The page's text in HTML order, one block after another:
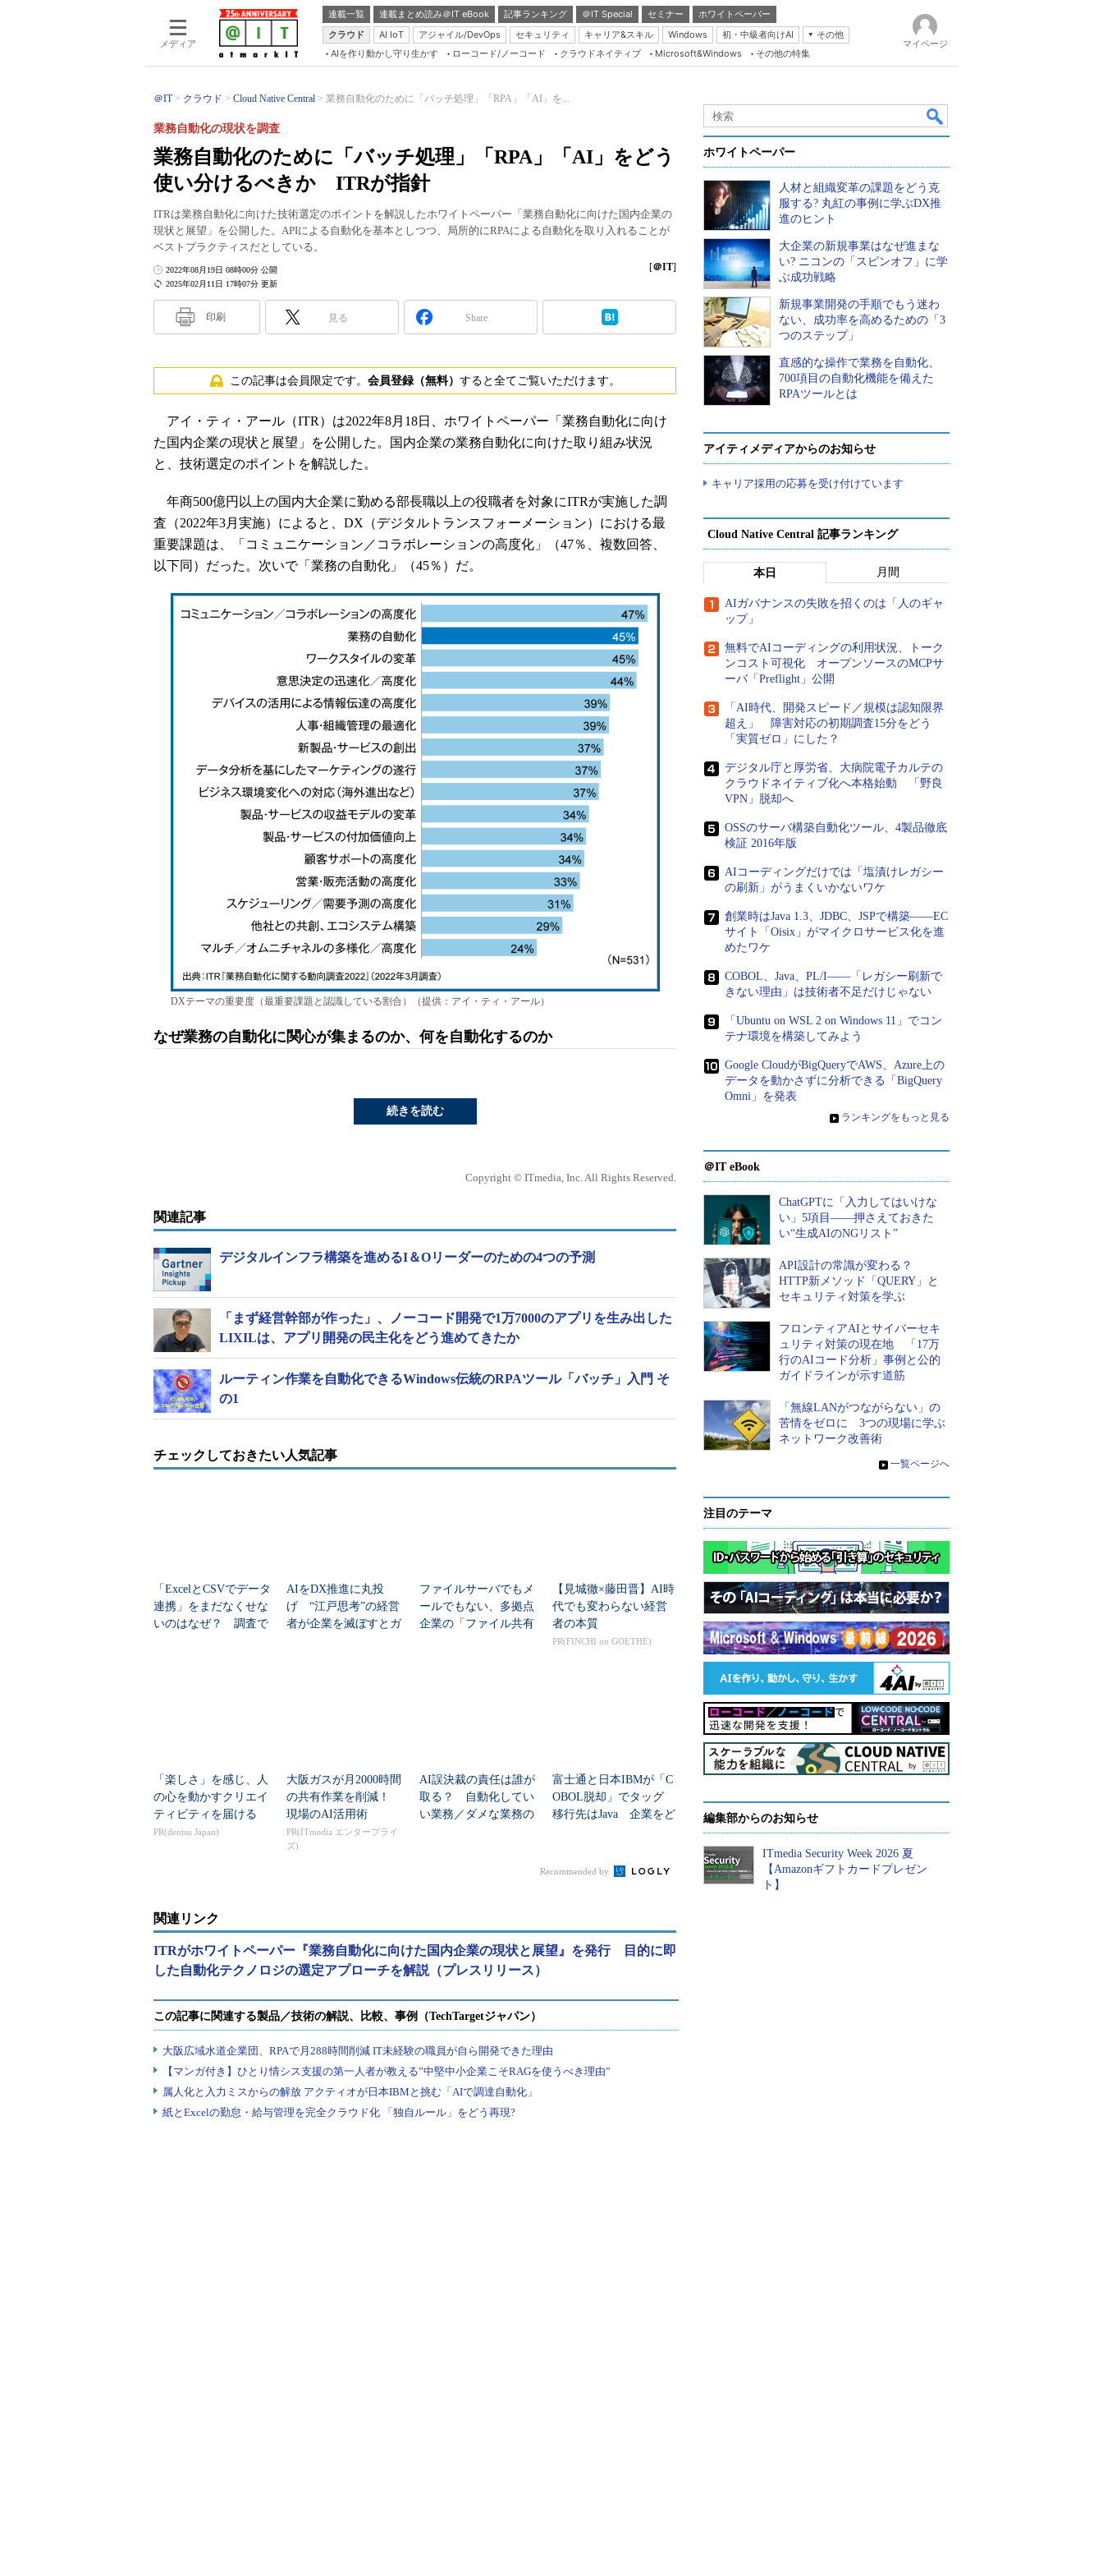
メディア
連載一覧 連載まとめ読み＠IT eBook 記事ランキング ＠IT Special セミナー
ホワイトペーパー
クラウド
AI IoT アジャイル/DevOps セキュリティ キャリア&スキル Windows 初・中級者向けAI
その他
Server & Storage
Java Agile
Database Expert
Linux ＆ OSS
Master of IP Network
Security & Trust
Test & Tools
AIを作り動かし守り生かす ローコード/ノーコード クラウドネイティブ Microsoft&Windows その他の特集
マイページ
＠IT クラウド Cloud Native Central 業務自動化のために「バッチ処理」「RPA」「AI」を...
業務自動化のために「バッチ処理」「RPA」「AI」をどう
使い分けるべきか ITRが指針
業務自動化の現状を調査
ITRは業務自動化に向けた技術選定のポイントを解説したホワイトペーパー「業務自動化に向けた国内企業の
現状と展望」を公開した。APIによる自動化を基本としつつ、局所的にRPAによる自動化を取り入れることが
ベストプラクティスだとしている。
2025年02月11日 17時07分 更新
2022年08月19日 08時00分 公開 [＠IT]
印刷 見る Share
この記事は会員限定です。 会員登録（無料） すると全てご覧いただけます。
アイ・ティ・アール（ITR）は2022年8月18日、ホワイトペーパー「業務自動化に向け
た国内企業の現状と展望」を公開した。国内企業の業務自動化に向けた取り組み状況
と、技術選定のポイントを解説した。
年商500億円以上の国内大企業に勤める部長職以上の役職者を対象にITRが実施した調
査（2022年3月実施）によると、DX（デジタルトランスフォーメーション）における最
重要課題は、「コミュニケーション／コラボレーションの高度化」（47％、複数回答、
以下同）だった。次いで「業務の自動化」（45％）だ。
DXテーマの重要度（最重要課題と認識している割合）（提供：アイ・ティ・アール）
なぜ業務の自動化に関心が集まるのか、何を自動化するのか
続きを読む
Copyright © ITmedia, Inc. All Rights Reserved.
関連記事
デジタルインフラ構築を進めるI＆Oリーダーのための4つの予測
「まず経営幹部が作った」、ノーコード開発で1万7000のアプリを生み出した
LIXILは、アプリ開発の民主化をどう進めてきたか
ルーティン作業を自動化できるWindows伝統のRPAツール「バッチ」入門 そ
の1
チェックしておきたい人気記事
「ExcelとCSVでデータ
連携」をまだなくせな
いのはなぜ？ 調査で
AIをDX推進に丸投
げ “江戸思考”の経営
者が企業を滅ぼすとガ
ファイルサーバでもメ
ールでもない、多拠点
企業の「ファイル共有
【見城徹×藤田晋】AI時
代でも変わらない経営
者の本質
PR(FINCHI on GOETHE)
「楽しさ」を感じ、人
の心を動かすクリエイ
ティビティを届ける
PR(dentsu Japan)
大阪ガスが月2000時間
の共有作業を削減！
現場のAI活用術
PR(ITmedia エンタープライ
ズ)
AI誤決裁の責任は誰が
取る？ 自動化してい
い業務／ダメな業務の
富士通と日本IBMが「C
OBOL脱却」でタッグ
移行先はJava 企業をど
Recommended by
関連リンク
ITRがホワイトペーパー『業務自動化に向けた国内企業の現状と展望』を発行 目的に即
した自動化テクノロジの選定アプローチを解説（プレスリリース）
ホワイトペーパー
人材と組織変革の課題をどう克
服する? 丸紅の事例に学ぶDX推
進のヒント
大企業の新規事業はなぜ進まな
い? ニコンの「スピンオフ」に学
ぶ成功戦略
新規事業開発の手順でもう迷わ
ない、成功率を高めるための「3
つのステップ」
直感的な操作で業務を自動化、
700項目の自動化機能を備えた
RPAツールとは
アイティメディアからのお知らせ
キャリア採用の応募を受け付けています
Cloud Native Central 記事ランキング
本日 月間
AIガバナンスの失敗を招くのは「人のギャ
ップ」
無料でAIコーディングの利用状況、トーク
ンコスト可視化 オープンソースのMCPサ
ーバ「Preflight」公開
「AI時代、開発スピード／規模は認知限界
超え」 障害対応の初期調査15分をどう
「実質ゼロ」にした？
デジタル庁と厚労省、大病院電子カルテの
クラウドネイティブ化へ本格始動 「野良
VPN」脱却へ
OSSのサーバ構築自動化ツール、4製品徹底
検証 2016年版
AIコーディングだけでは「塩漬けレガシー
の刷新」がうまくいかないワケ
創業時はJava 1.3、JDBC、JSPで構築――EC
サイト「Oisix」がマイクロサービス化を進
めたワケ
COBOL、Java、PL/I――「レガシー刷新で
きない理由」は技術者不足だけじゃない
「Ubuntu on WSL 2 on Windows 11」でコン
テナ環境を構築してみよう
Google CloudがBigQueryでAWS、Azure上の
データを動かさずに分析できる「BigQuery
Omni」を発表
» ランキングをもっと見る
＠IT eBook
ChatGPTに「入力してはいけな
い」5項目――押さえておきた
い“生成AIのNGリスト”
API設計の常識が変わる？
HTTP新メソッド「QUERY」と
セキュリティ対策を学ぶ
フロンティアAIとサイバーセキ
ュリティ対策の現在地 「17万
行のAIコード分析」事例と公的
ガイドラインが示す道筋
「無線LANがつながらない」の
苦情をゼロに 3つの現場に学ぶ
ネットワーク改善術
» 一覧ページへ
注目のテーマ
編集部からのお知らせ
ITmedia Security Week 2026 夏
【Amazonギフトカードプレゼン
ト】